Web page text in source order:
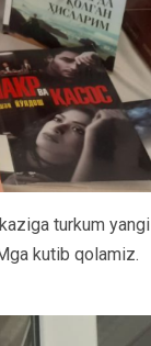
turkum yangi
kutib qolamiz.